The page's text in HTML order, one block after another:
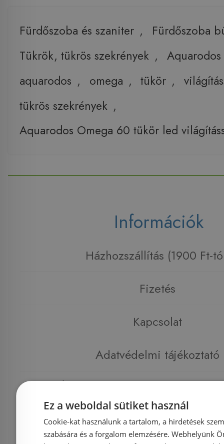
Fürdőszoba és szaniter ,
Fürdőszoba
Tükrök, tükrös szekrények ,
aquarodos , omega , tükör ,
tükrös szekrények ,
Aquarodos Omega 60 tükör led
Információk
Házhozszállítás (1900 Ft-
Fizetés
Kapcsolat
Adatvédelmi tájékoztató
Impresszum
Ez a weboldal sütiket használ
Cookie-kat használunk a tartalom, a hirdetések
szabására és a forgalom elemzésére. Webhelyünk